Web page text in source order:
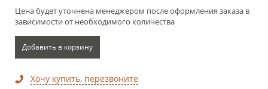
Цена будет уточнена менеджером после оформления заказа в
зависимости от необходимого количества
Добавить в корзину
Хочу купить, перезвоните